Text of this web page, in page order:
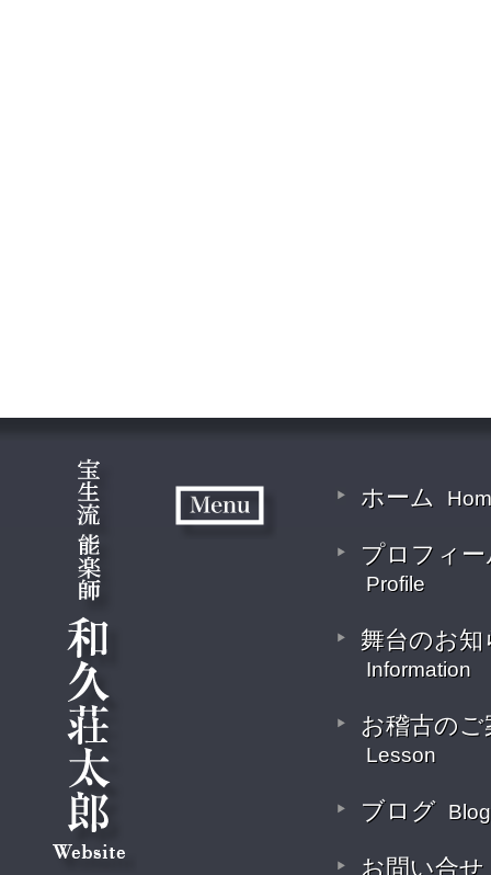
ホーム
プロフィー
Profile
舞台のお知
Information
お稽古のご
Lesson
ブログ Blog
お問い合せ